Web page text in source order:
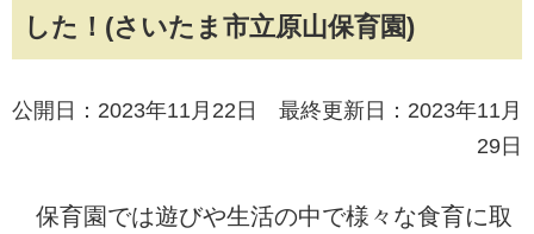
した！(さいたま市立原山保育園)
公開日：2023年11月22日 最終更新日：2023年11月
29日
保育園では遊びや生活の中で様々な食育に取